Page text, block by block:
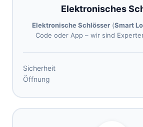
Elektronisches
Elektronische Schlösser(Smart
Code oder App – wir sind
Sicherheit
Öffnung